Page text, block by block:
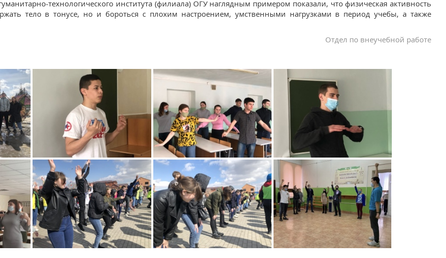
технологического института (филиала) ОГУ наглядным примером показали, что физическая активность
тело в тонусе, но и бороться с плохим настроением, умственными нагрузками в период учебы, а также
Отдел по внеучебной работе